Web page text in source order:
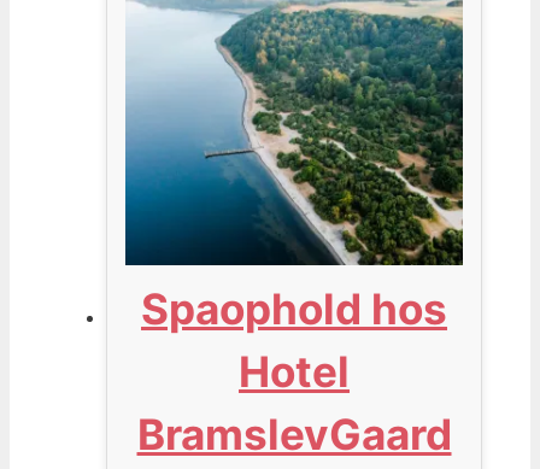
Spaophold hos
Hotel
BramslevGaard